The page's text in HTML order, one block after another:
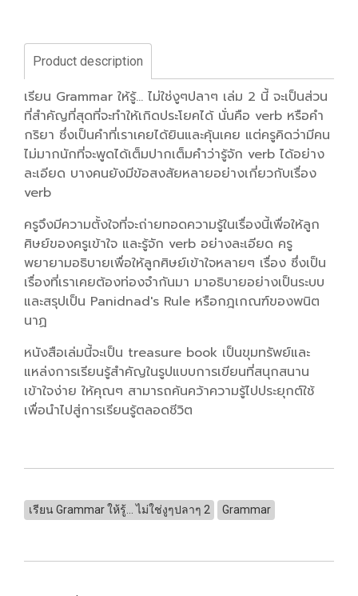
Product description
เรียน Grammar ให้รู้... ไม่ใช่งูๆปลาๆ เล่ม 2 นี้ จะเป็นส่วน
ที่สำคัญที่สุดที่จะทำให้เกิดประโยคได้ นั่นคือ verb หรือคำ
กริยา ซึ่งเป็นคำที่เราเคยได้ยินและคุ้นเคย แต่ครูคิดว่ามีคน
ไม่มากนักที่จะพูดได้เต็มปากเต็มคำว่ารู้จัก verb ได้อย่าง
ละเอียด บางคนยังมีข้อสงสัยหลายอย่างเกี่ยวกับเรื่อง
verb
ครูจึงมีความตั้งใจที่จะถ่ายทอดความรู้ในเรื่องนี้เพื่อให้ลูก
ศิษย์ของครูเข้าใจ และรู้จัก verb อย่างละเอียด ครู
พยายามอธิบายเพื่อให้ลูกศิษย์เข้าใจหลายๆ เรื่อง ซึ่งเป็น
เรื่องที่เราเคยต้องท่องจำกันมา มาอธิบายอย่างเป็นระบบ
และสรุปเป็น Panidnad's Rule หรือกฎเกณฑ์ของพนิต
นาฏ
หนังสือเล่มนี้จะเป็น treasure book เป็นขุมทรัพย์และ
แหล่งการเรียนรู้สำคัญในรูปแบบการเขียนที่สนุกสนาน
เข้าใจง่าย ให้คุณๆ สามารถค้นคว้าความรู้ไปประยุกต์ใช้
เพื่อนำไปสู่การเรียนรู้ตลอดชีวิต
เรียน Grammar ให้รู้... ไม่ใช่งูๆปลาๆ 2 Grammar